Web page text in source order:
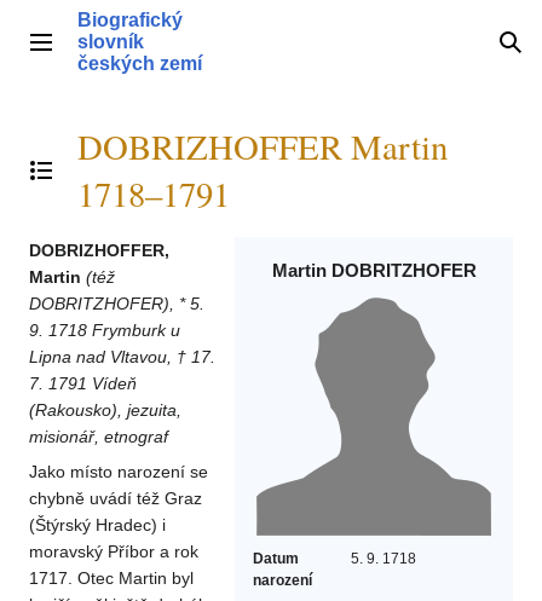
obsahHlavní menu
Biografický
slovník
českých zemí
Přepnout obsah
DOBRIZHOFFER Martin
1718–1791
Martin DOBRITZHOFER
Datum
narození
5. 9. 1718
DOBRIZHOFFER,
Martin (též
DOBRITZHOFER), * 5.
9. 1718 Frymburk u
Lipna nad Vltavou, † 17.
7. 1791 Vídeň
(Rakousko), jezuita,
misionář, etnograf
Jako místo narození se
chybně uvádí též Graz
(Štýrský Hradec) i
moravský Příbor a rok
1717. Otec Martin byl